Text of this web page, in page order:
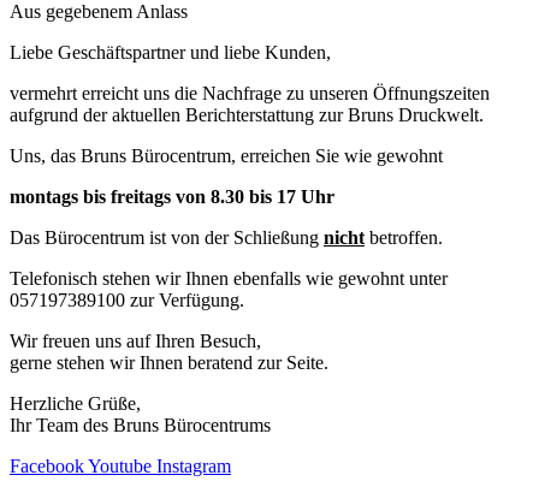
Aus gegebenem Anlass
Liebe Geschäftspartner und liebe Kunden,
vermehrt erreicht uns die Nachfrage zu unseren Öffnungszeiten
aufgrund der aktuellen Berichterstattung zur Bruns Druckwelt.
Uns, das Bruns Bürocentrum, erreichen Sie wie gewohnt
montags bis freitags von 8.30 bis 17 Uhr
Das Bürocentrum ist von der Schließung nicht betroffen.
Telefonisch stehen wir Ihnen ebenfalls wie gewohnt unter
057197389100 zur Verfügung.
Wir freuen uns auf Ihren Besuch,
gerne stehen wir Ihnen beratend zur Seite.
Herzliche Grüße,
Ihr Team des Bruns Bürocentrums
FacebookYoutube Instagram